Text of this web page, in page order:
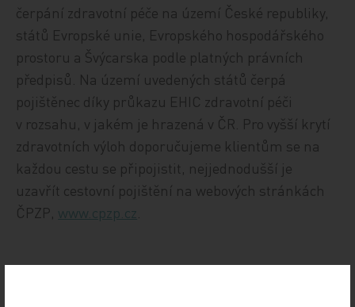
čerpání zdravotní péče na území České republiky,
států Evropské unie, Evropského hospodářského
prostoru a Švýcarska podle platných právních
předpisů. Na území uvedených států čerpá
pojištěnec díky průkazu EHIC zdravotní péči
v rozsahu, v jakém je hrazená v ČR. Pro vyšší krytí
zdravotních výloh doporučujeme klientům se na
každou cestu se připojistit, nejjednodušší je
uzavřít cestovní pojištění na webových stránkách
ČPZP, www.cpzp.cz